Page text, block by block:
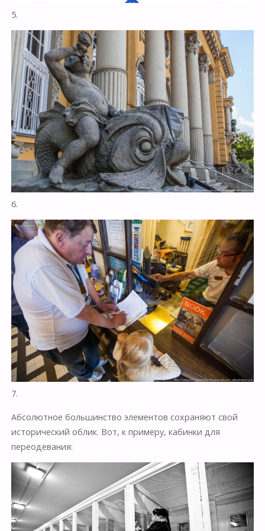
5.
6.
7.
Абсолютное большинство элементов сохраняют свой
исторический облик. Вот, к примеру, кабинки для
переодевания: